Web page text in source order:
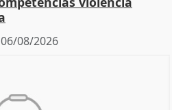
06/08/2026